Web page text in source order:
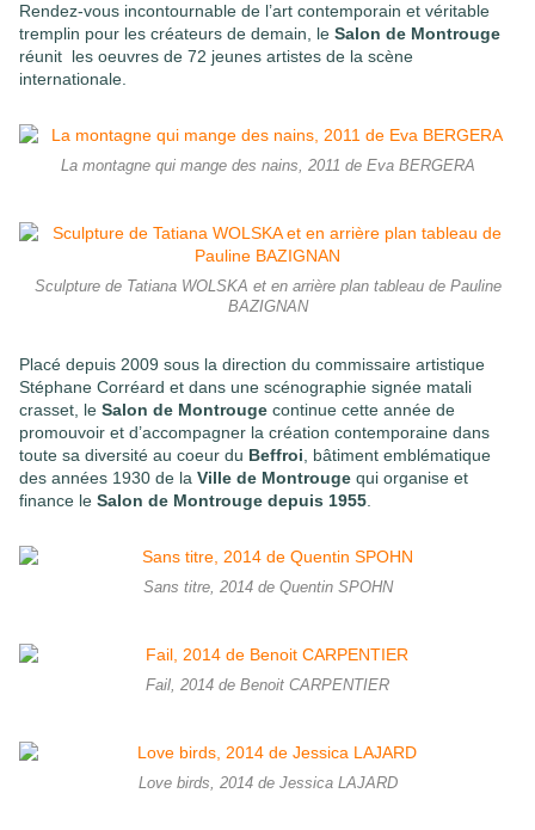
Rendez-vous incontournable de l’art contemporain et véritable
tremplin pour les créateurs de demain, le Salon de Montrouge
réunit les oeuvres de 72 jeunes artistes de la scène
internationale.
La montagne qui mange des nains, 2011 de Eva BERGERA
Sculpture de Tatiana WOLSKA et en arrière plan tableau de Pauline
BAZIGNAN
Placé depuis 2009 sous la direction du commissaire artistique
Stéphane Corréard et dans une scénographie signée matali
crasset, le Salon de Montrouge continue cette année de
promouvoir et d’accompagner la création contemporaine dans
toute sa diversité au coeur du Beffroi , bâtiment emblématique
des années 1930 de la Ville de Montrouge qui organise et
finance le Salon de Montrouge depuis 1955
Sans titre, 2014 de Quentin SPOHN
Fail, 2014 de Benoit CARPENTIER
Love birds, 2014 de Jessica LAJARD